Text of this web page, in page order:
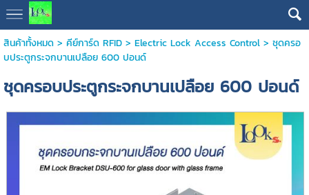
สินค้าทั้งหมด> คีย์การ์ด RFID> Electric Lock Access Control> ชุดครอ
บประตูกระจกบานเปลือย 600 ปอนด์
ชุดครอบประตูกระจกบานเปลือย 600 ปอนด์